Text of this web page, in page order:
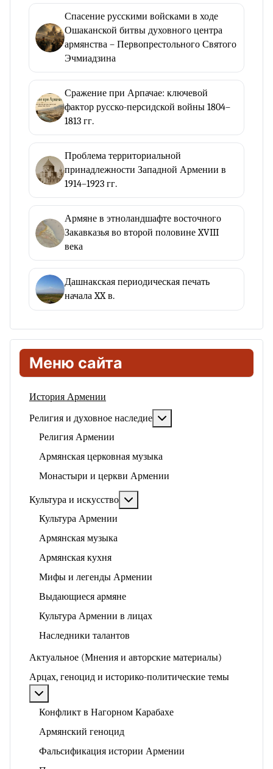
Меню сайта
История Армении
Религия и духовное наследие
Религия Армении
Армянская церковная музыка
Монастыри и церкви Армении
Культура и искусство
Культура Армении
Армянская музыка
Армянская кухня
Мифы и легенды Армении
Выдающиеся армяне
Культура Армении в лицах
Наследники талантов
Актуальное (Мнения и авторские материалы)
Арцах, геноцид и историко-политические темы
Конфликт в Нагорном Карабахе
Армянский геноцид
Фальсификация истории Армении
Спасение русскими войсками в ходе
Ошаканской битвы духовного центра
армянства – Первопрестольного Святого
Эчмиадзина
Сражение при Арпачае: ключевой
фактор русско-персидской войны 1804–
1813 гг.
Проблема территориальной
принадлежности Западной Армении в
1914–1923 гг.
Армяне в этноландшафте восточного
Закавказья во второй половине XVIII
века
Дашнакская периодическая печать
начала XX в.